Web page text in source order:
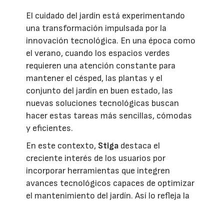
El cuidado del jardín está experimentando
una transformación impulsada por la
innovación tecnológica. En una época como
el verano, cuando los espacios verdes
requieren una atención constante para
mantener el césped, las plantas y el
conjunto del jardín en buen estado, las
nuevas soluciones tecnológicas buscan
hacer estas tareas más sencillas, cómodas
y eficientes.
En este contexto, Stiga destaca el
creciente interés de los usuarios por
incorporar herramientas que integren
avances tecnológicos capaces de optimizar
el mantenimiento del jardín. Así lo refleja la